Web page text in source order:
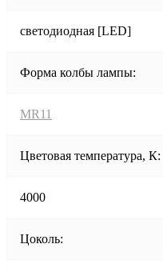
светодиодная [LED]
Форма колбы лампы:
MR11
Цветовая температура, К:
4000
Цоколь: